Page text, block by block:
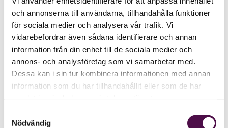
och annonserna till användarna, tillhandahålla funktioner
för sociala medier och analysera vår trafik. Vi
vidarebefordrar även sådana identifierare och annan
information från din enhet till de sociala medier och
annons- och analysföretag som vi samarbetar med.
Dessa kan i sin tur kombinera informationen med annan
information som du har tillhandahållit eller som de har
Nödvändig